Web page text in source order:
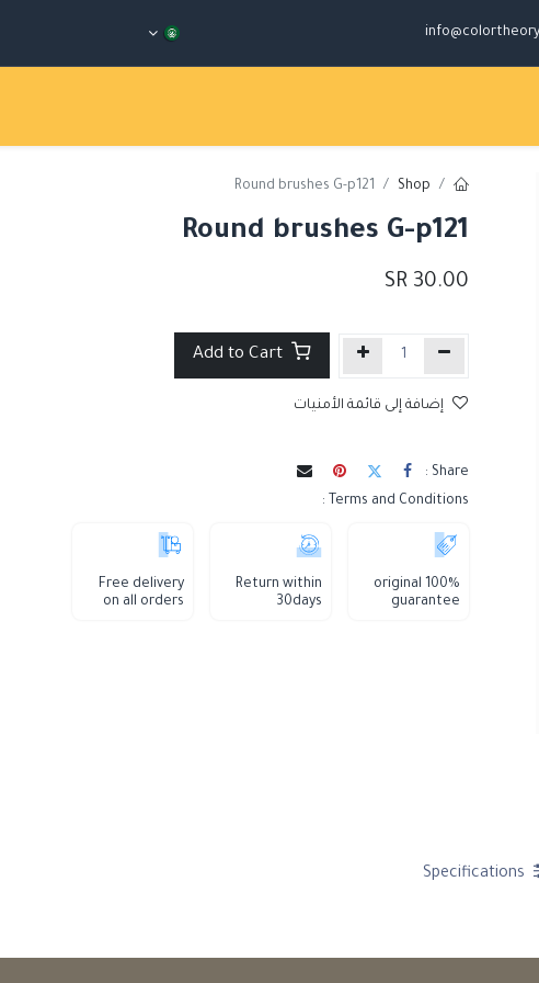
Shop
Round brushes G-p121
Round brushes G-p121
30.00
Add to Cart
إضافة إلى قائمة الأمنيات
Share :
Terms and Conditions :
100% original
guarantee
Return within
30days
Free delivery
on all orders